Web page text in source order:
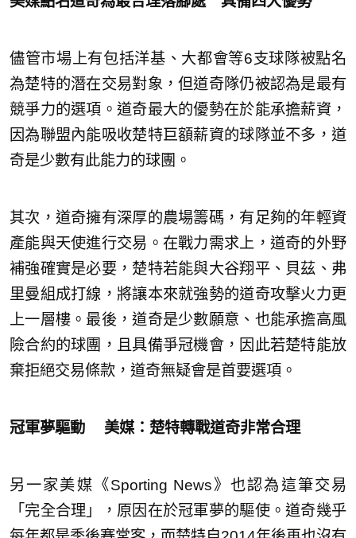
儘管市場上有包括洋基、大都會等6支球隊被點名
為楚特的潛在交易對象，但道奇隊仍被認為是最有
競爭力的選項。道奇最大的優勢在於能承擔薪資，
因為聯盟內能吸收楚特巨額薪資的球隊並不多，道
奇是少數有此能力的球團。
其次，道奇擁有深厚的農場籌碼，有足夠的年輕資
產能與天使進行交易。在戰力需求上，道奇的外野
補強確實是必要，楚特若能與大谷翔平、貝茲、弗
里曼組成打線，將讓本來就強勢的道奇攻擊火力更
上一層樓。最後，道奇是少數願意、也能承擔高風
險合約的球團，且具備爭冠機會，因此若楚特能放
棄拒絕交易條款，道奇無疑會是首要選項。
冠軍夢驅動 美媒：楚特轉戰道奇非常合理
另一家美媒《Sporting News》也認為這筆交易
「完全合理」，原因在於冠軍夢的驅使。道奇幾乎